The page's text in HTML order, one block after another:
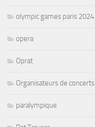
olympic games paris 2024
opera
Oprat
Organisateurs de concerts
paralympique